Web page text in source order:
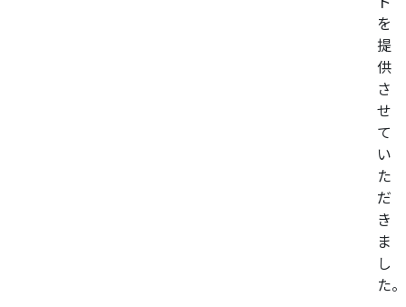
を
提
供
さ
せ
て
い
た
だ
き
ま
し
た。